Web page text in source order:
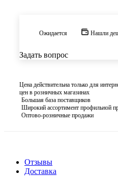
Ожидается Нашли
Задать вопрос
Цена действительна только для
цен в розничных магазинах
Большая база поставщиков
Широкий ассортимент профильной
Оптово-розничные продажи
Отзывы
Доставка